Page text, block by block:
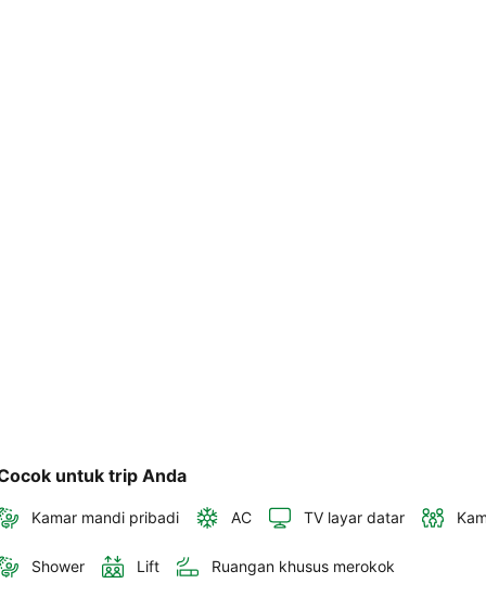
untuk trip Anda
Kamar mandi pribadi AC TV layar datar
Shower Lift Ruangan khusus merokok